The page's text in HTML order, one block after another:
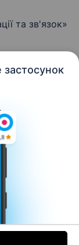
та зв'язок»